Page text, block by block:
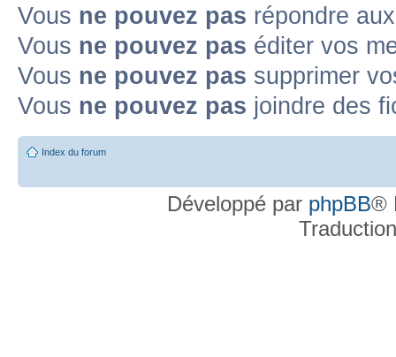
Topic déplacé
Annonce lue Annonce lue fermée Annonce lue fermée dans laquelle
Annonce non lue Annonce non lue fermée Annonce non lue fermée
Vous ne pouvez pas répondre
Vous ne pouvez pas éditer vos
Vous ne pouvez pas supprimer
Vous ne pouvez pas joindre des
Index du forum
Développé par phpBB®